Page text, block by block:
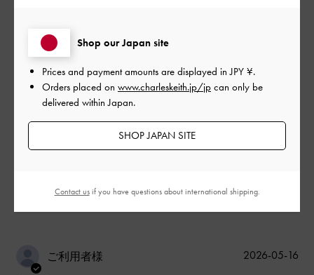
とても良かった
品質
とても良かった
ご利用者様
公
2026-05-16
Shop our Japan site
Prices and payment amounts are displayed inJPY ¥.
Orders placed on www.charleskeith.jp/jp can only be
delivered within Japan.
SHOP JAPAN SITE
Contact usif you have questions about international shipping.